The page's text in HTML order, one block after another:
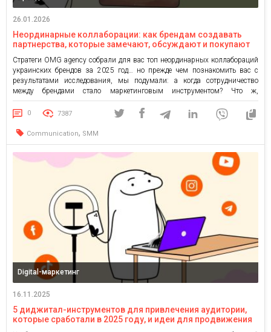
26.01.2026
Неординарные коллаборации: как брендам создавать
партнерства, которые замечают, обсуждают и покупают
на примерах украинских брендов
Стратеги OMG agency собрали для вас топ неординарных коллабораций
украинских брендов за 2025 год… но прежде чем познакомить вас с
результатами исследования, мы подумали: а когда сотрудничество
между брендами стало маркетинговым инструментом? Что ж,
коллаборации могут казаться современным изобретением, но на самом
деле они веками способствовали успеху бизнеса. Первое в истории
задокументированное сотрудничество с брендами? […]
0 7387
Communication, SMM
Digital-маркетинг
16.11.2025
5 диджитал-инструментов для привлечения аудитории,
которые сработали в 2025 году, и идеи для продвижения
вашего бренда в 2026 году